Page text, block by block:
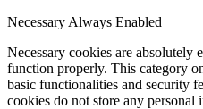
Necessary Always Enabled
Necessary cookies are absolutely
function properly. This category
basic functionalities and security
cookies do not store any personal